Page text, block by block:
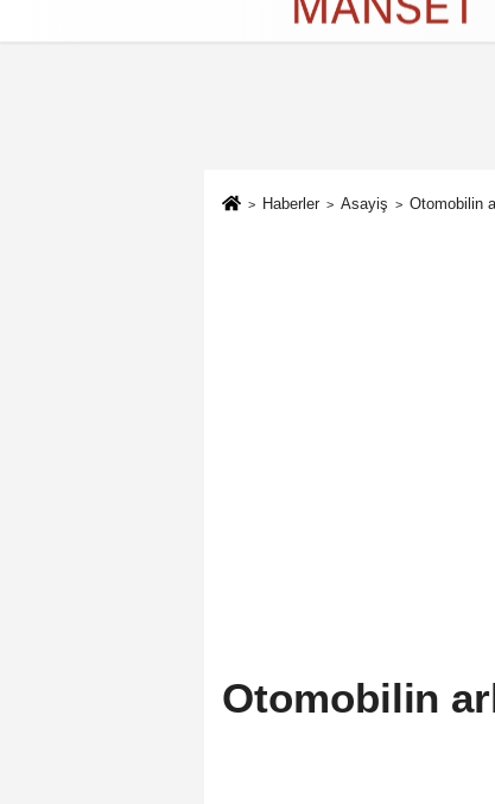
İletişim Çerez Politikası
Haberler Asayiş Otomobilin
Otomobilin